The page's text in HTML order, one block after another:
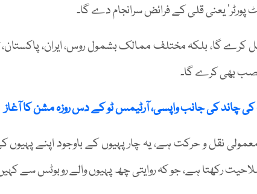
یعنی قلی کے فرائض سرانجام دے گا۔
گا، بلکہ مختلف ممالک بشمول روس، ایران، پاکستان،
بھی کرے گا۔
چاند کی جانب واپسی، آرٹیمس ٹو کے دس روزہ مشن کا آغاز
نقل و حرکت ہے، یہ چار پہیوں کے باوجود اپنے
رکھتا ہے، جو کہ روایتی چھ پہیوں والے روبوٹس سے